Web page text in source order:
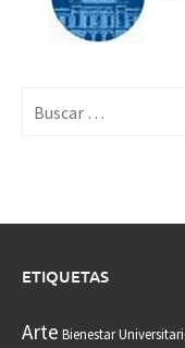
ETIQUETAS
Arte Bienestar